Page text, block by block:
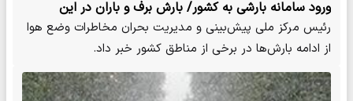
ورود سامانه بارشی به کشور/ بارش برف و باران در این
استان‌ها
رئیس مرکز ملی پیش‌بینی و مدیریت بحران مخاطرات وضع هوا
از ادامه بارش‌ها در برخی از مناطق کشور خبر داد.